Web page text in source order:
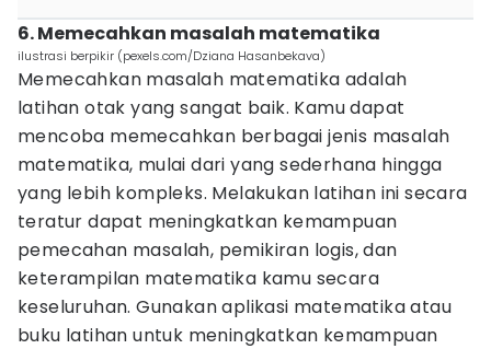
6. Memecahkan masalah matematika
ilustrasi berpikir (pexels.com/Dziana Hasanbekava)
Memecahkan masalah matematika adalah
latihan otak yang sangat baik. Kamu dapat
mencoba memecahkan berbagai jenis masalah
matematika, mulai dari yang sederhana hingga
yang lebih kompleks. Melakukan latihan ini secara
teratur dapat meningkatkan kemampuan
pemecahan masalah, pemikiran logis, dan
keterampilan matematika kamu secara
keseluruhan. Gunakan aplikasi matematika atau
buku latihan untuk meningkatkan kemampuan